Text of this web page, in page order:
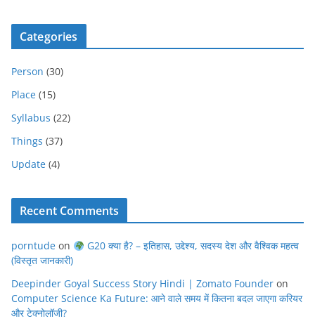
Categories
Person (30)
Place (15)
Syllabus (22)
Things (37)
Update (4)
Recent Comments
porntude on
G20 क्या है? – इतिहास, उद्देश्य, सदस्य देश और वैश्विक महत्व
(विस्तृत जानकारी)
Deepinder Goyal Success Story Hindi | Zomato Founder on
Computer Science Ka Future: आने वाले समय में कितना बदल जाएगा करियर
और टेक्नोलॉजी?